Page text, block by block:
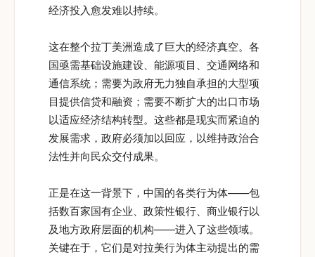
经济投入愈发难以持续。
这在整个拉丁美洲造成了巨大的经济真空。各
国亟需基础设施建设、能源项目、交通网络和
通信系统；需要为政府无力独自承担的大型项
目提供信贷和融资；需要不断扩大的出口市场
以适应经济结构转型。这些都是现实而紧迫的
发展需求，政府必须加以回应，以维持政治合
法性并向民众交付成果。
正是在这一背景下，中国的各类行为体——包
括数百家国有企业、政策性银行、商业银行以
及地方政府层面的机构——进入了这些领域。
关键在于，它们是对拉美行为体主动提出的需